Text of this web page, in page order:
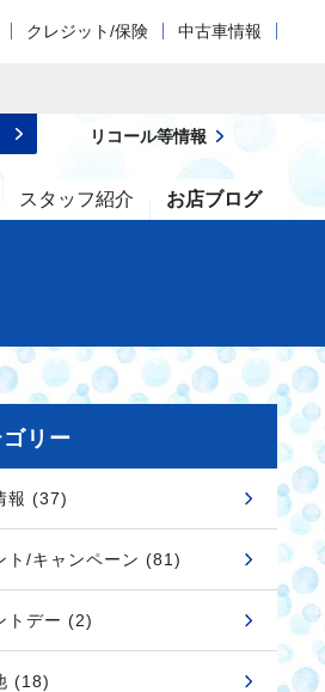
クレジット/保険 中古車情報
スタッフ紹介 お店ブログ
リコール等情報
リー
報 (37)
ト/キャンペーン (81)
トデー (2)
(18)